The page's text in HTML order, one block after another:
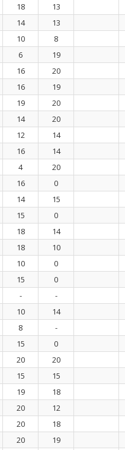
18 13
14 13
10 8
6 19
16 20
16 19
19 20
14 20
12 14
16 14
4 20
16 0
14 15
15 0
18 14
18 10
10 0
15 0
- -
10 14
8 -
15 0
20 20
15 15
19 18
20 12
20 18
20 19